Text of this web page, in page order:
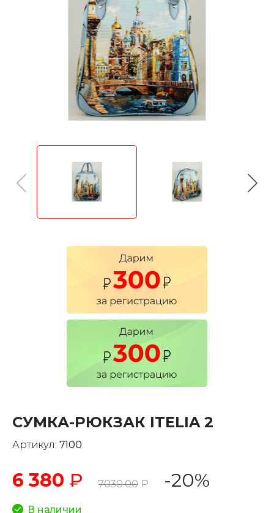
СУМКА-РЮКЗАК ITELIA 2
Артикул: 7100
6 380 ₽ 7030.00 Р -20%
В наличии